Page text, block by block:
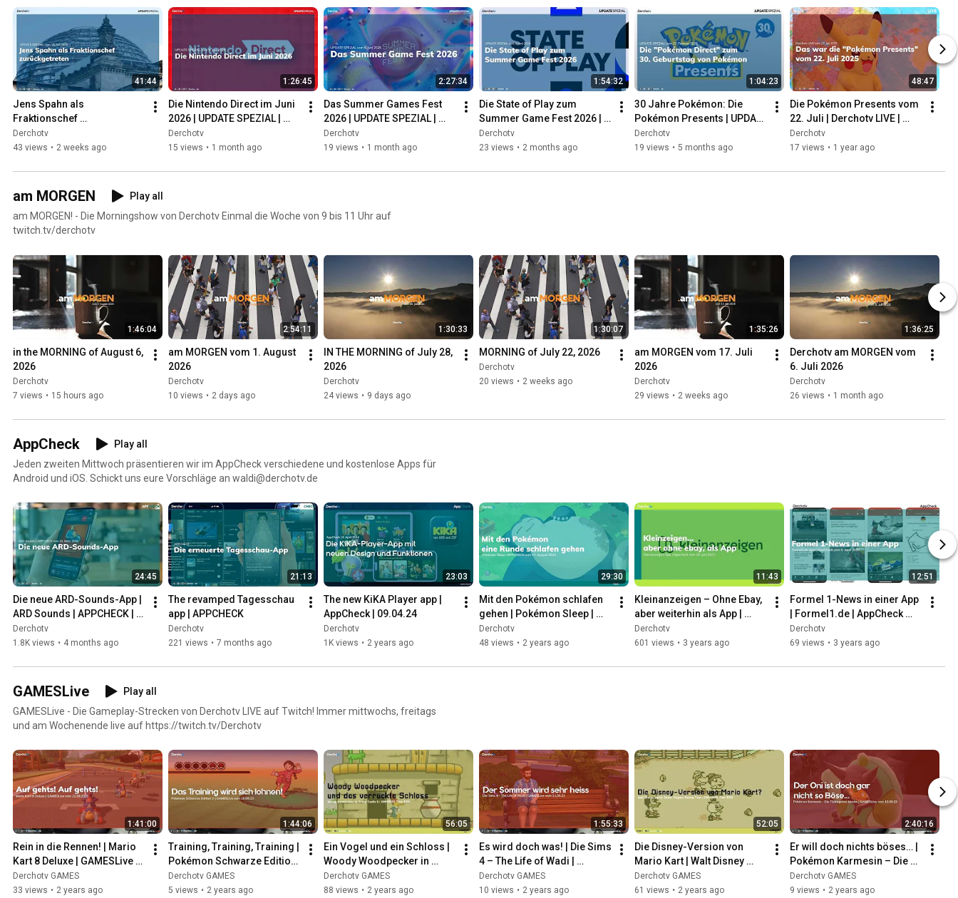
41:44
Jens Spahn als
Fraktionschef
zurückgetreten | UPDATE
SPEZIAL | 18.07.26
Derchotv
43 views • 2 weeks ago
1:26:45
Die Nintendo Direct im Juni
2026 | UPDATE SPEZIAL |
09.06.26
Derchotv
15 views • 1 month ago
2:27:34
Das Summer Games Fest
2026 | UPDATE SPEZIAL |
05.06.26
Derchotv
19 views • 1 month ago
1:54:32
Die State of Play zum
Summer Game Fest 2026 |
UPDATE SPEZIAL | 02.06.26
Derchotv
23 views • 2 months ago
1:04:23
30 Jahre Pokémon: Die
Pokémon Presents | UPDATE
SPEZIAL | 27.02.26
Derchotv
19 views • 5 months ago
48:47
Die Pokémon Presents vom
22. Juli | Derchotv LIVE |
22.07.25
Derchotv
17 views • 1 year ago
am MORGEN
Play all
am MORGEN! - Die Morningshow von Derchotv Einmal die Woche von 9 bis 11 Uhr auf
twitch.tv/derchotv
1:46:04
in the MORNING of August 6,
2026
Derchotv
7 views • 15 hours ago
2:54:11
am MORGEN vom 1. August
2026
Derchotv
10 views • 2 days ago
1:30:33
IN THE MORNING of July 28,
2026
Derchotv
24 views • 9 days ago
1:30:07
MORNING of July 22, 2026
Derchotv
20 views • 2 weeks ago
1:35:26
am MORGEN vom 17. Juli
2026
Derchotv
29 views • 2 weeks ago
1:36:25
Derchotv am MORGEN vom
6. Juli 2026
Derchotv
26 views • 1 month ago
AppCheck
Play all
Jeden zweiten Mittwoch präsentieren wir im AppCheck verschiedene und kostenlose Apps für
Android und iOS. Schickt uns eure Vorschläge an waldi@derchotv.de
24:45
Die neue ARD-Sounds-App |
ARD Sounds | APPCHECK |
19.03.26
Derchotv
1.8K views • 4 months ago
21:13
The revamped Tagesschau
app | APPCHECK
Derchotv
221 views • 7 months ago
23:03
The new KiKA Player app |
AppCheck | 09.04.24
Derchotv
1K views • 2 years ago
29:30
Mit den Pokémon schlafen
gehen | Pokémon Sleep |
APPCHECK vom 17.08.23
Derchotv
48 views • 2 years ago
11:43
Kleinanzeigen – Ohne Ebay,
aber weiterhin als App |
AppCheck vom 15.06.23
Derchotv
601 views • 3 years ago
12:51
Formel 1-News in einer App
| Formel1.de | AppCheck
vom 6. April 2023
Derchotv
69 views • 3 years ago
GAMESLive
Play all
GAMESLive - Die Gameplay-Strecken von Derchotv LIVE auf Twitch! Immer mittwochs, freitags
und am Wochenende live auf https://twitch.tv/Derchotv
1:41:00
Rein in die Rennen! | Mario
Kart 8 Deluxe | GAMESLive
vom 22.09.23
Derchotv GAMES
33 views • 2 years ago
1:44:06
Training, Training, Training |
Pokémon Schwarze Edition
2 | GAMESLive vom 20.09.23
Derchotv GAMES
5 views • 2 years ago
56:05
Ein Vogel und ein Schloss |
Woody Woodpecker in
Crazy Castle 5 | GAMEBOY
Time #294
Derchotv GAMES
88 views • 2 years ago
1:55:33
Es wird doch was! | Die Sims
4 – The Life of Wadi |
GAMESLive vom 21.09.23
Derchotv GAMES
10 views • 2 years ago
52:05
Die Disney-Version von
Mario Kart | Walt Disney
World Quest: Magical
Racing Tour | GAMEBOY
Derchotv GAMES
61 views • 2 years ago
2:40:16
Er will doch nichts böses… |
Pokémon Karmesin – Die
Türkisgrüne Maske |
GAMESLive vom 15.09.23
Derchotv GAMES
9 views • 2 years ago